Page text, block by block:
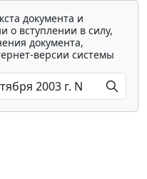
документа и
о вступлении в силу,
документа,
версии системы